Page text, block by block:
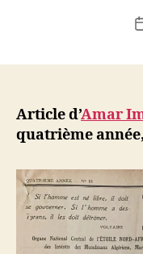
Article d’Amar
quatrième